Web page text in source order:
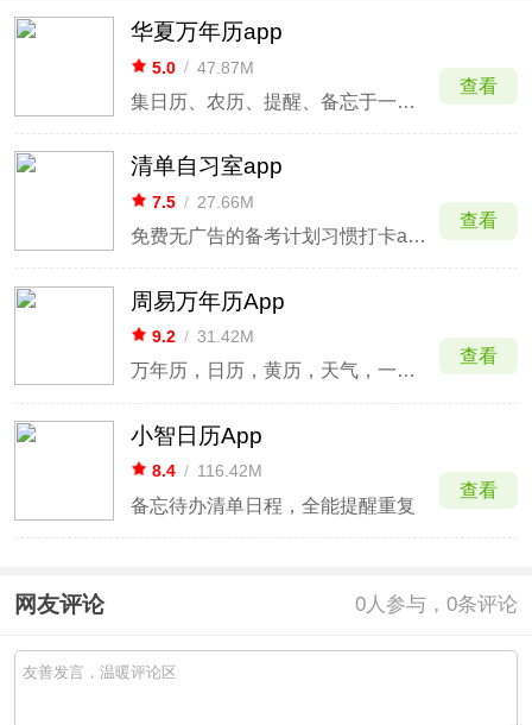
华夏万年历app
5.0 / 47.87M
集日历、农历、提醒、备忘于一身的生活助手
查看
清单自习室app
7.5 / 27.66M
免费无广告的备考计划习惯打卡app
查看
周易万年历App
9.2 / 31.42M
万年历，日历，黄历，天气，一键查询
查看
小智日历App
8.4 / 116.42M
备忘待办清单日程，全能提醒重复
查看
网友评论 0人参与，0条评论